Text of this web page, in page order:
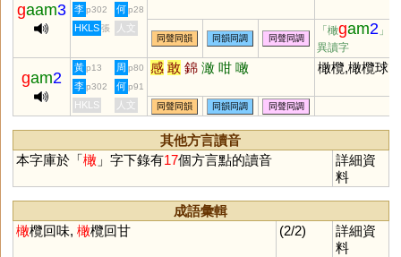
gaam3 李 p302 何 p28
HKLS 張 人文
同聲同韻 同韻同調 同聲同調
「橄gam2 」的
異讀字
gam2
黃 p13 周 p80 感 敢 錦 澉 咁 噉 橄欖,橄欖球
李 p302 何 p91
HKLS 人文 同聲同韻 同韻同調 同聲同調
其他方言讀音
本字庫於「橄」字下錄有17個方言點的讀音
詳細資
料
成語彙輯
橄欖回味, 橄欖回甘 (2/2)
詳細資
料